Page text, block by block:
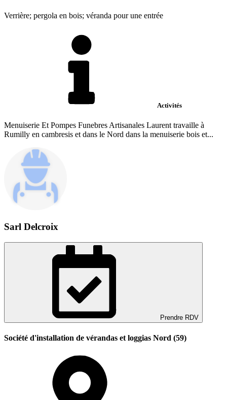
Verrière; pergola en bois; véranda pour une entrée
Activités
Menuiserie Et Pompes Funebres Artisanales Laurent travaille à
Rumilly en cambresis et dans le Nord dans la menuiserie bois et...
Sarl Delcroix
Prendre RDV
Société d'installation de vérandas et loggias Nord (59)